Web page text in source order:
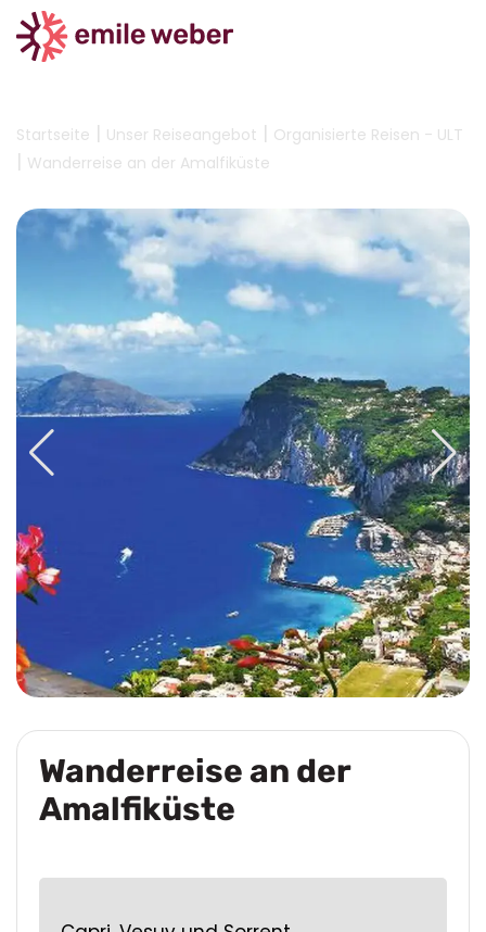
Startseite | Unser Reiseangebot | Organisierte Reisen - ULT
| Wanderreise an der Amalfiküste
Wanderreise an der
Amalfiküste